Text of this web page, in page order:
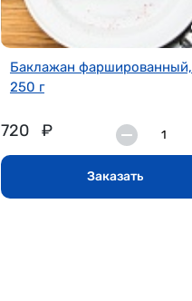
Баклажан фаршированный,
250 г
720 ₽
Заказать